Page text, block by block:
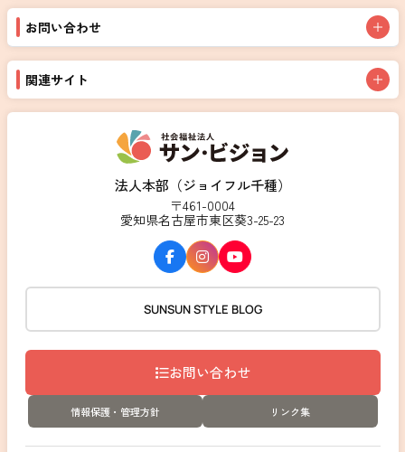
法人本部（ジョイフル千種）
〒461-0004
愛知県名古屋市東区葵3-25-23
SUNSUN STYLE BLOG
お問い合わせ
情報保護・管理方針 リンク集
お問い合わせ
関連サイト